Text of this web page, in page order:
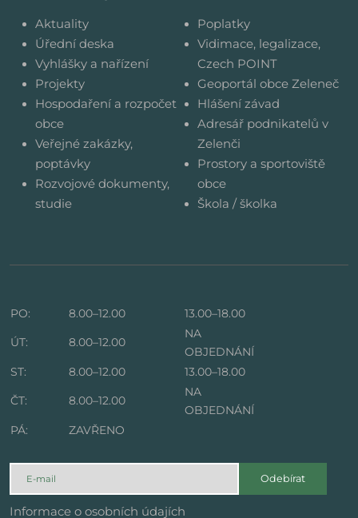
Aktuality
Úřední deska
Vyhlášky a nařízení
Projekty
Hospodaření a rozpočet
obce
Veřejné zakázky,
poptávky
Rozvojové dokumenty,
studie
Poplatky
Vidimace, legalizace,
Czech POINT
Geoportál obce Zeleneč
Hlášení závad
Adresář podnikatelů v
Zelenči
Prostory a sportoviště
obce
Škola / školka
PO: 8.00–12.00
13.00–18.00
ÚT:
8.00–12.00
NA
OBJEDNÁNÍ
ST:
8.00–12.00
13.00–18.00
ČT:
8.00–12.00
NA
OBJEDNÁNÍ
PÁ:
ZAVŘENO
Odebírat
Informace o osobních údajích